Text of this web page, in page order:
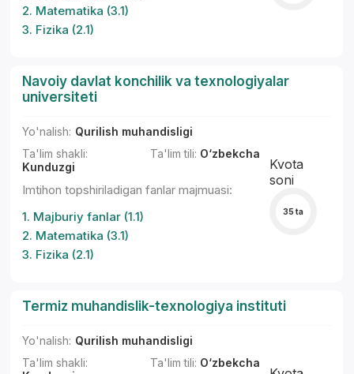
2. Matematika (3.1)
3. Fizika (2.1)
Navoiy davlat konchilik va texnologiyalar
universiteti
Yo'nalish: Qurilish muhandisligi
Ta'lim shakli:
Kunduzgi
Ta'lim tili: O‘zbekcha
Imtihon topshiriladigan fanlar majmuasi:
1. Majburiy fanlar (1.1)
2. Matematika (3.1)
3. Fizika (2.1)
Kvota
soni
35 ta
Termiz muhandislik-texnologiya instituti
Yo'nalish: Qurilish muhandisligi
Ta'lim shakli:
Ta'lim tili: O‘zbekcha